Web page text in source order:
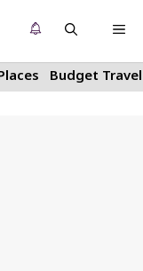
Budget Travel